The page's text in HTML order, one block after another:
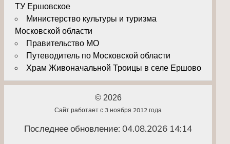
ТУ Ершовское
Министерство культуры и туризма
Московской области
Правительство МО
Путеводитель по Московской области
Храм Живоначальной Троицы в селе Ершово
© 2026
Сайт работает с 3 ноября 2012 года
Последнее обновление: 04.08.2026 14:14